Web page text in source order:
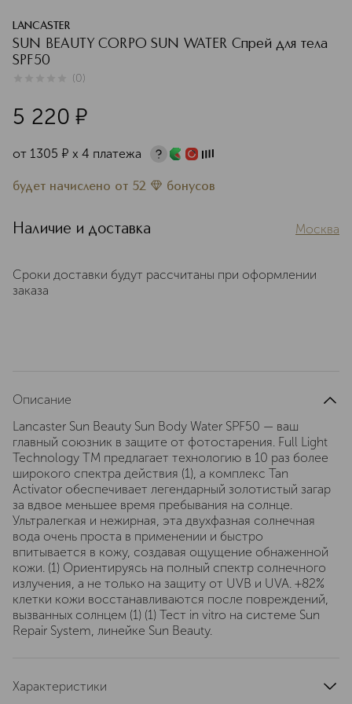
LANCASTER
SUN BEAUTY CORPO SUN WATER Спрей для тела
SPF50
(0)
5 220 ¤
от 1305 ¤ х 4 платежа
будет начислено от 52 бонусов
Наличие и доставка Москва
Сроки доставки будут рассчитаны при оформлении
заказа
Описание
Lancaster Sun Beauty Sun Body Water SPF50 — ваш
главный союзник в защите от фотостарения. Full Light
Technology TM предлагает технологию в 10 раз более
широкого спектра действия (1), а комплекс Tan
Activator обеспечивает легендарный золотистый загар
за вдвое меньшее время пребывания на солнце.
Ультралегкая и нежирная, эта двухфазная солнечная
вода очень проста в применении и быстро
впитывается в кожу, создавая ощущение обнаженной
кожи. (1) Ориентируясь на полный спектр солнечного
излучения, а не только на защиту от UVB и UVA. +82%
клетки кожи восстанавливаются после повреждений,
вызванных солнцем (1) (1) Тест in vitro на системе Sun
Repair System, линейке Sun Beauty.
Характеристики